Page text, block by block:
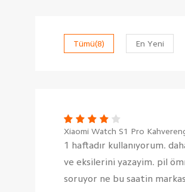
Tümü(8) En Yeni
Xiaomi Watch S1 Pro
1 haftadır kullanıyorum.
ve eksilerini yazayim. pil
soruyor ne bu saatin